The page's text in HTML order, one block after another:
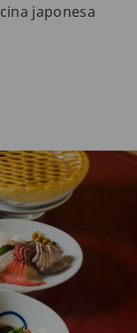
japonesa